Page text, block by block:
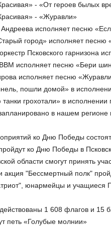
- «От героев былых
- «Журавли»
исполняет песню
город» исполняет песню
Псковского гарнизона
исполняет песню «Бери
исполняет песню
пошли домой» в
грохотали» в исполнении
в нашем
ко Дню Победы
ко Дню Победы в
области смогут принять
"Бессмертный полк"
юнармейцы и учащиеся
1 608 флагов и 15
петь «Голубые молнии»